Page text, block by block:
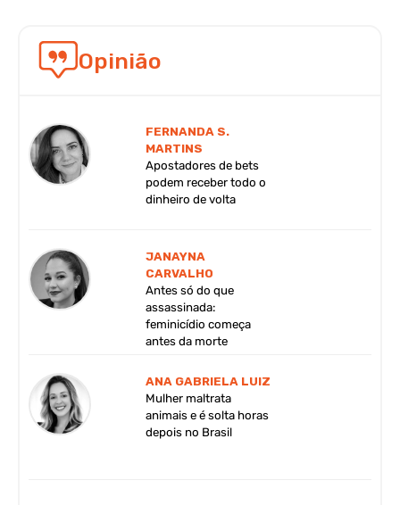
Opinião
FERNANDA S.
MARTINS
Apostadores de bets
podem receber todo o
dinheiro de volta
JANAYNA
CARVALHO
Antes só do que
assassinada:
feminicídio começa
antes da morte
ANA GABRIELA LUIZ
Mulher maltrata
animais e é solta horas
depois no Brasil